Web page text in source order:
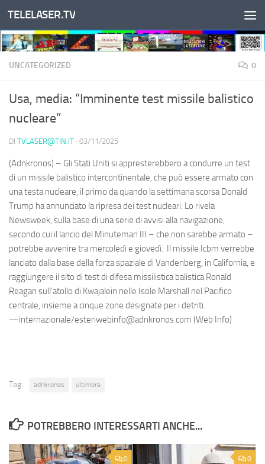
Salta al contenuto
TELELASER.TV
UNCATEGORIZED 0
Usa, media: “Imminente test missile balistico
nucleare”
DI TVLASER@TIN.IT · 03/11/2025
(Adnkronos) – Gli Stati Uniti si appresterebbero a condurre un test
di un missile balistico intercontinentale, che può essere armato con
una testa nucleare, il primo da quando la settimana scorsa Donald
Trump ha annunciato la ripresa dei test nucleari. Lo rivela
Newsweek, sulla base di una serie di avvisi alla navigazione,
secondo cui il lancio del Minuteman III – che non sarebbe armato –
potrebbe avvenire tra mercoledì e giovedì. Il missile Icbm verrebbe
lanciato dalla base della forza spaziale di Vandenberg, in California, e
raggiungere il sito di test di difesa missilistica balistica Ronald
Reagan sull'atollo di Kwajalein nelle Isole Marshall nel Pacifico
centrale, insieme a cinque zone designate per i detriti.
—internazionale/esteriwebinfo@adnkronos.com (Web Info)
Tag: adnkronos ultimora
POTREBBERO INTERESSARTI ANCHE...
0 0